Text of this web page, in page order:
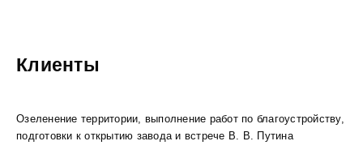
Клиенты
Озеленение территории, выполнение работ по благоустройству,
подготовки к открытию завода и встрече В. В. Путина